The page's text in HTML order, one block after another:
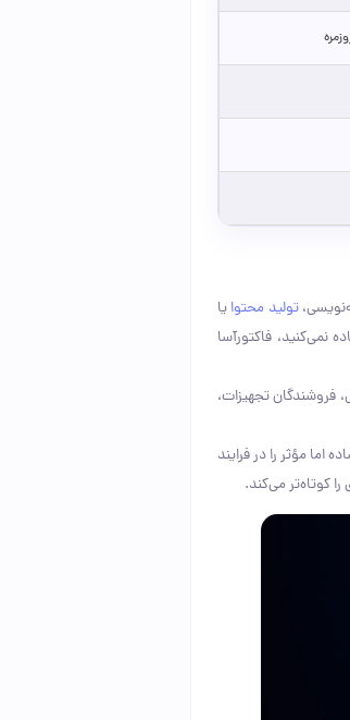
تولید محتوایا
نمی‌کنید، فاکتورآسا
فروشندگان تجهیزات،
مؤثر را در فرایند
کوتاه‌تر می‌کند.